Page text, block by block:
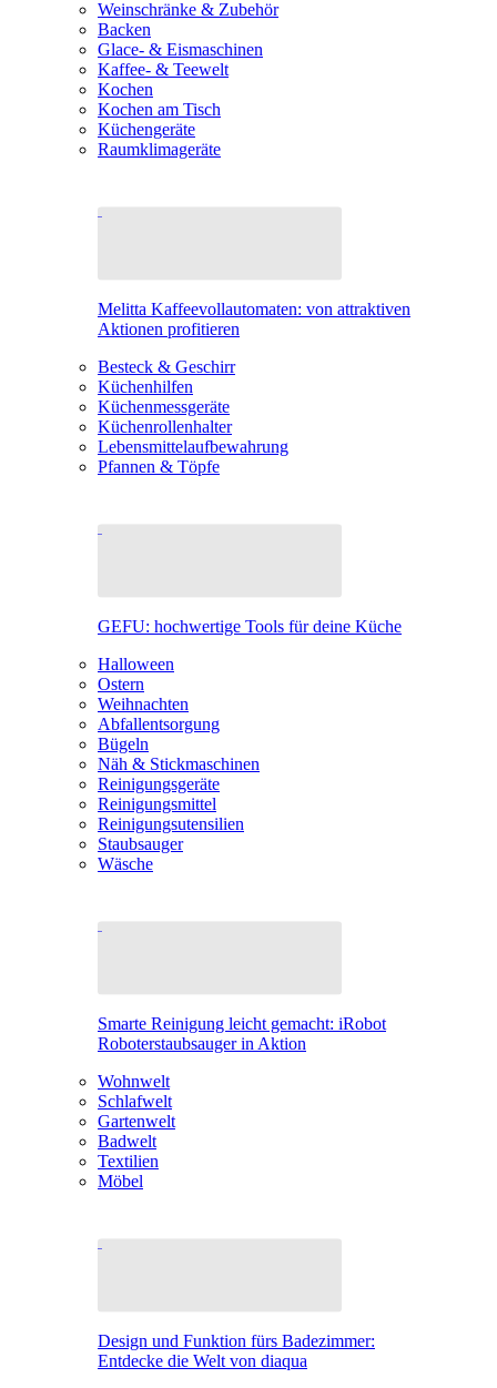
Weinschränke & Zubehör
Backen
Glace- & Eismaschinen
Kaffee- & Teewelt
Kochen
Kochen am Tisch
Küchengeräte
Raumklimageräte
Melitta Kaffeevollautomaten: von attraktiven
Aktionen profitieren
Besteck & Geschirr
Küchenhilfen
Küchenmessgeräte
Küchenrollenhalter
Lebensmittelaufbewahrung
Pfannen & Töpfe
GEFU: hochwertige Tools für deine Küche
Halloween
Ostern
Weihnachten
Abfallentsorgung
Bügeln
Näh & Stickmaschinen
Reinigungsgeräte
Reinigungsmittel
Reinigungsutensilien
Staubsauger
Wäsche
Smarte Reinigung leicht gemacht: iRobot
Roboterstaubsauger in Aktion
Wohnwelt
Schlafwelt
Gartenwelt
Badwelt
Textilien
Möbel
Design und Funktion fürs Badezimmer:
Entdecke die Welt von diaqua